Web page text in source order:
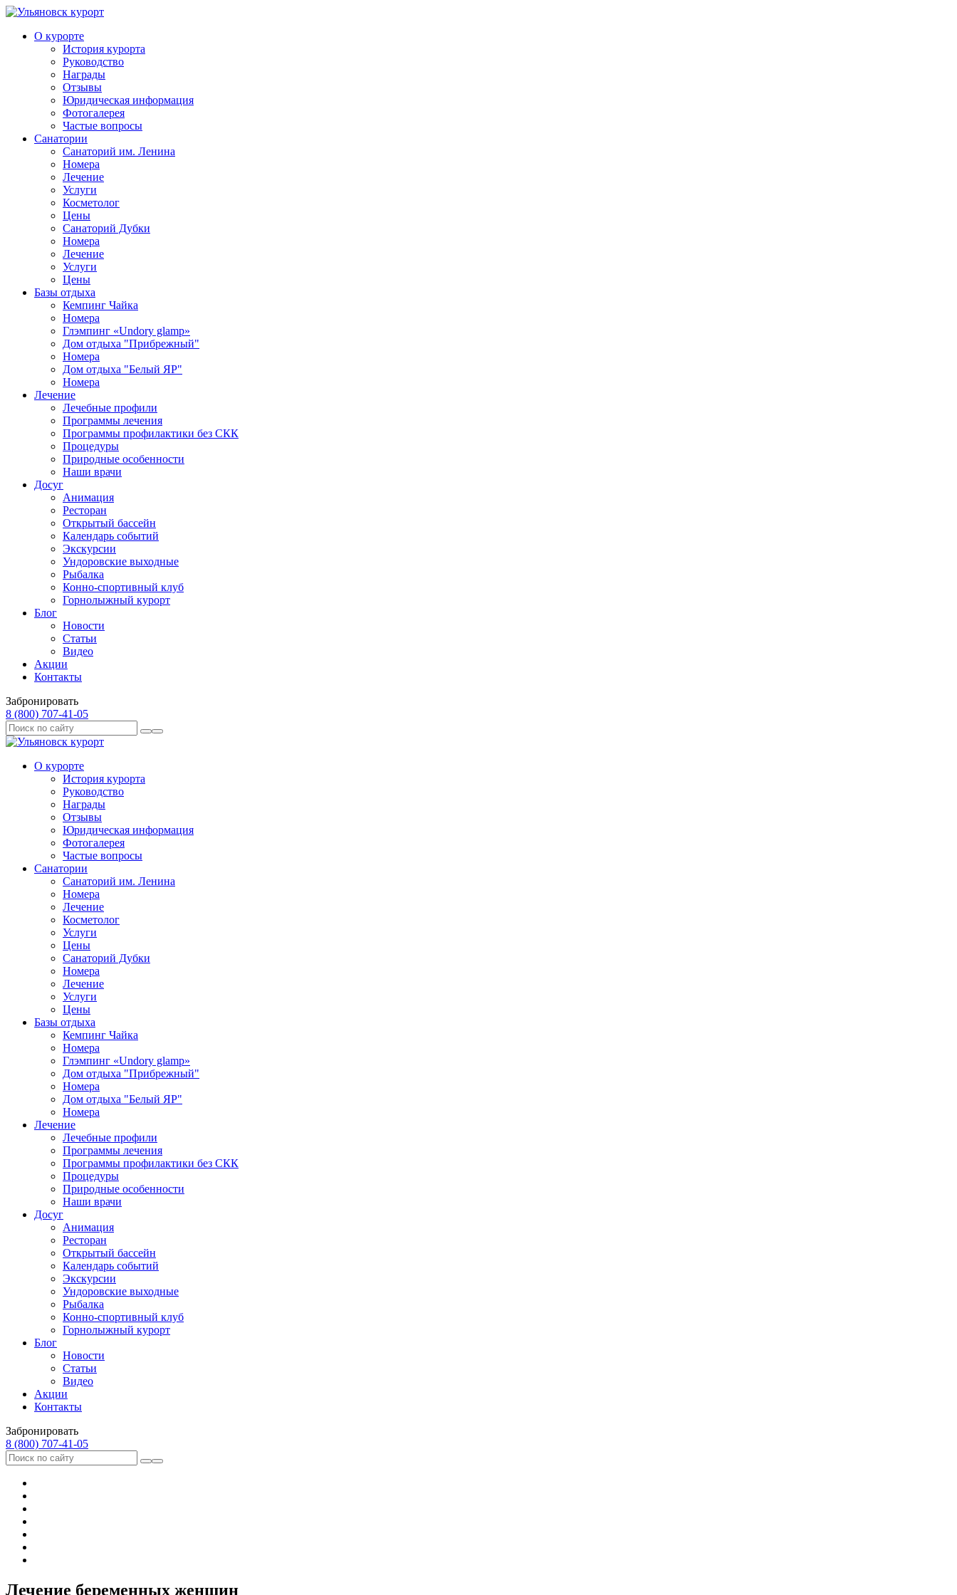
О курорте
История курорта
Руководство
Награды
Отзывы
Юридическая информация
Фотогалерея
Частые вопросы
Санатории
Санаторий им. Ленина
Номера
Лечение
Услуги
Косметолог
Цены
Санаторий Дубки
Номера
Лечение
Услуги
Цены
Базы отдыха
Кемпинг Чайка
Номера
Глэмпинг «Undory glamp»
Дом отдыха "Прибрежный"
Номера
Дом отдыха "Белый ЯР"
Номера
Лечение
Лечебные профили
Программы лечения
Программы профилактики без СКК
Процедуры
Природные особенности
Наши врачи
Досуг
Анимация
Ресторан
Открытый бассейн
Календарь событий
Экскурсии
Ундоровские выходные
Рыбалка
Конно-спортивный клуб
Горнолыжный курорт
Блог
Новости
Статьи
Видео
Акции
Контакты
Забронировать
8 (800) 707‑41‑05
О курорте
История курорта
Руководство
Награды
Отзывы
Юридическая информация
Фотогалерея
Частые вопросы
Санатории
Санаторий им. Ленина
Номера
Лечение
Косметолог
Услуги
Цены
Санаторий Дубки
Номера
Лечение
Услуги
Цены
Базы отдыха
Кемпинг Чайка
Номера
Глэмпинг «Undory glamp»
Дом отдыха "Прибрежный"
Номера
Дом отдыха "Белый ЯР"
Номера
Лечение
Лечебные профили
Программы лечения
Программы профилактики без СКК
Процедуры
Природные особенности
Наши врачи
Досуг
Анимация
Ресторан
Открытый бассейн
Календарь событий
Экскурсии
Ундоровские выходные
Рыбалка
Конно-спортивный клуб
Горнолыжный курорт
Блог
Новости
Статьи
Видео
Акции
Контакты
Забронировать
8 (800) 707‑41‑05
Лечение беременных женщин